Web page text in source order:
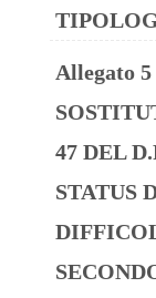
Allegato
47 DEL
STATUS